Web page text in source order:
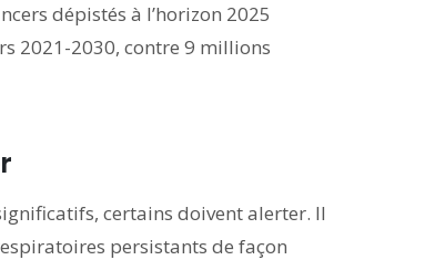
dépistés à l’horizon 2025
2021-2030, contre 9 millions
certains doivent alerter. Il
persistants de façon